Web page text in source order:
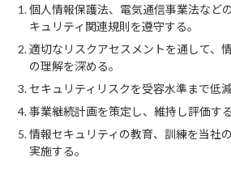
個人情報保護法、電気通信事業法など
キュリティ関連規則を遵守する。
適切なリスクアセスメントを通して、
の理解を深める。
セキュリティリスクを受容水準まで低減
事業継続計画を策定し、維持し評価する
情報セキュリティの教育、訓練を当社
実施する。